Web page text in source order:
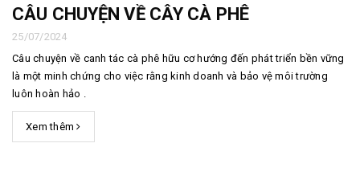
CÂU CHUYỆN VỀ CÂY CÀ PHÊ
25/07/2024
Câu chuyện về canh tác cà phê hữu cơ hướng đến phát triển bền vững
là một minh chứng cho việc rằng kinh doanh và bảo vệ môi trường
luôn hoàn hảo .
Xem thêm